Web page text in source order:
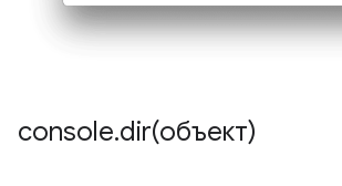
console.dir(объект)